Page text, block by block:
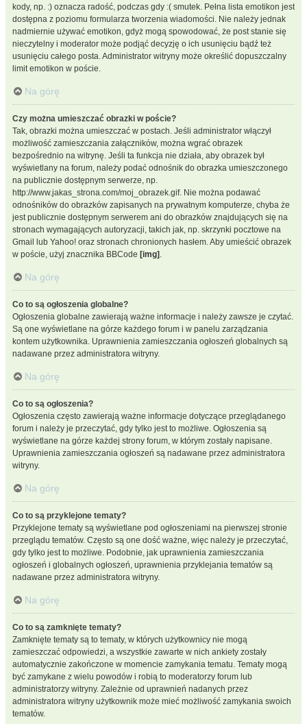
kody, np. :) oznacza radość, podczas gdy :( smutek. Pełna lista emotikon jest
dostępna z poziomu formularza tworzenia wiadomości. Nie należy jednak
nadmiernie używać emotikon, gdyż mogą spowodować, że post stanie się
nieczytelny i moderator może podjąć decyzję o ich usunięciu bądź też
usunięciu całego posta. Administrator witryny może określić dopuszczalny
limit emotikon w poście.
Na górę
Czy można umieszczać obrazki w poście?
Tak, obrazki można umieszczać w postach. Jeśli administrator włączył
możliwość zamieszczania załączników, można wgrać obrazek
bezpośrednio na witrynę. Jeśli ta funkcja nie działa, aby obrazek był
wyświetlany na forum, należy podać odnośnik do obrazka umieszczonego
na publicznie dostępnym serwerze, np.
http://www.jakas_strona.com/moj_obrazek.gif. Nie można podawać
odnośników do obrazków zapisanych na prywatnym komputerze, chyba że
jest publicznie dostępnym serwerem ani do obrazków znajdujących się na
stronach wymagających autoryzacji, takich jak, np. skrzynki pocztowe na
Gmail lub Yahoo! oraz stronach chronionych hasłem. Aby umieścić obrazek
w poście, użyj znacznika BBCode [img] .
Na górę
Co to są ogłoszenia globalne?
Ogłoszenia globalne zawierają ważne informacje i należy zawsze je czytać.
Są one wyświetlane na górze każdego forum i w panelu zarządzania
kontem użytkownika. Uprawnienia zamieszczania ogłoszeń globalnych są
nadawane przez administratora witryny.
Na górę
Co to są ogłoszenia?
Ogłoszenia często zawierają ważne informacje dotyczące przeglądanego
forum i należy je przeczytać, gdy tylko jest to możliwe. Ogłoszenia są
wyświetlane na górze każdej strony forum, w którym zostały napisane.
Uprawnienia zamieszczania ogłoszeń są nadawane przez administratora
witryny.
Na górę
Co to są przyklejone tematy?
Przyklejone tematy są wyświetlane pod ogłoszeniami na pierwszej stronie
przeglądu tematów. Często są one dość ważne, więc należy je przeczytać,
gdy tylko jest to możliwe. Podobnie, jak uprawnienia zamieszczania
ogłoszeń i globalnych ogłoszeń, uprawnienia przyklejania tematów są
nadawane przez administratora witryny.
Na górę
Co to są zamknięte tematy?
Zamknięte tematy są to tematy, w których użytkownicy nie mogą
zamieszczać odpowiedzi, a wszystkie zawarte w nich ankiety zostały
automatycznie zakończone w momencie zamykania tematu. Tematy mogą
być zamykane z wielu powodów i robią to moderatorzy forum lub
administratorzy witryny. Zależnie od uprawnień nadanych przez
administratora witryny użytkownik może mieć możliwość zamykania swoich
tematów.